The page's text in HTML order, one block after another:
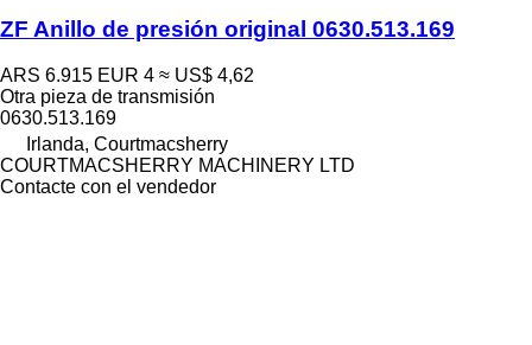
ZF Anillo de presión original 0630.513.169
ARS 6.915 EUR 4 ≈ US$ 4,62
Otra pieza de transmisión
0630.513.169
Irlanda, Courtmacsherry
COURTMACSHERRY MACHINERY LTD
Contacte con el vendedor